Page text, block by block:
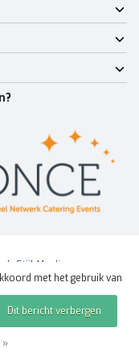
InStijl Media
Policy|Sitemap |
met het gebruik van
Dit bericht verbergen